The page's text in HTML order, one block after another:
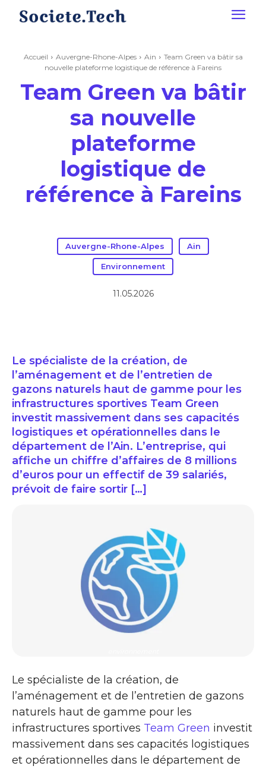
Accueil Auvergne-Rhone-Alpes Ain
Team Green va bâtir sa
nouvelle plateforme logistique de référence à Fareins
Team Green va bâtir
sa nouvelle
plateforme
logistique de
référence à Fareins
Auvergne-Rhone-Alpes Ain
Environnement
11.05.2026
Le spécialiste de la création, de
l’aménagement et de l’entretien de
gazons naturels haut de gamme pour les
infrastructures sportives Team Green
investit massivement dans ses capacités
logistiques et opérationnelles dans le
département de l’Ain. L’entreprise, qui
affiche un chiffre d’affaires de 8 millions
d’euros pour un effectif de 39 salariés,
prévoit de faire sortir […]
Le spécialiste de la création, de
l’aménagement et de l’entretien de gazons
naturels haut de gamme pour les
infrastructures sportives Team Green investit
massivement dans ses capacités logistiques
et opérationnelles dans le département de